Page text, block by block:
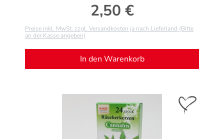
Regulärer Preis:
2,50 €
Preise inkl. MwSt. zzgl. Versandkosten ja nach Lieferland (Bitte
an der Kasse angeben)
In den Warenkorb